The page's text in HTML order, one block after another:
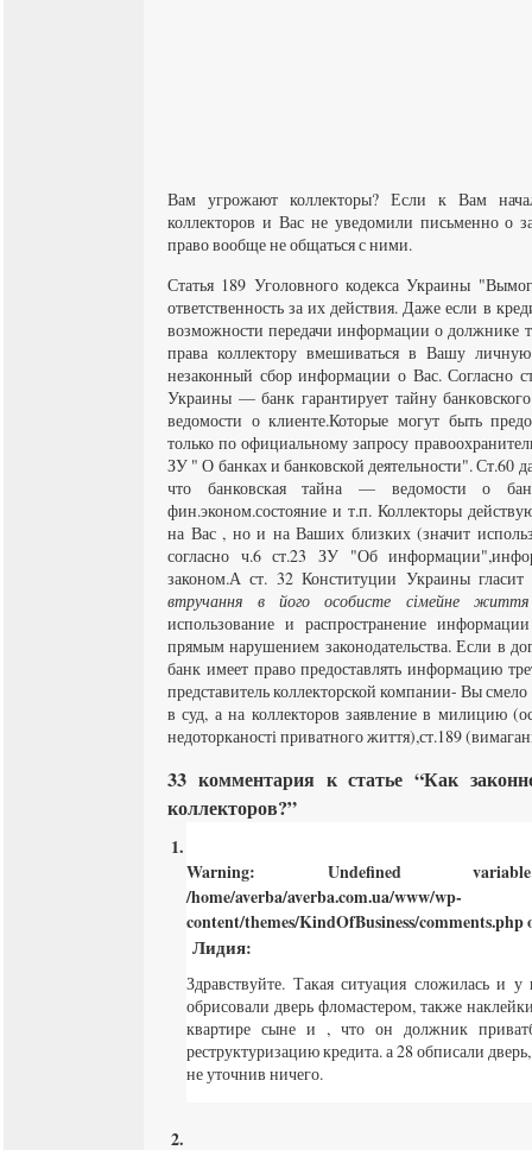
Вам угрожают коллекторы? Если к Вам
коллекторов и Вас не уведомили письменно о
право вообще не общаться с ними.
Статья 189 Уголовного кодекса Украины
ответственность за их действия. Даже если в
возможности передачи информации о должнике
права коллектору вмешиваться в Вашу
незаконный сбор информации о Вас. Согласно
Украины — банк гарантирует тайну
ведомости о клиенте.Которые могут быть
только по официальному запросу
ЗУ " О банках и банковской деятельности". Ст.60
что банковская тайна — ведомости о
фин.эконом.состояние и т.п. Коллекторы
на Вас , но и на Ваших близких (значит
согласно ч.6 ст.23 ЗУ "Об
законом.А ст. 32 Конституции Украины гласит
втручання в його особисте сімейне
использование и распространение
прямым нарушением законодательства. Если в
банк имеет право предоставлять информацию
представитель коллекторской компании- Вы
в суд, а на коллекторов заявление в милицию
недоторканості приватного життя),ст.189
33 комментария к статье “Как
коллекторов?”
Warning: Undefined
/home/averba/averba.com.ua/www/wp-
content/themes/KindOfBusiness/comments.php
Лидия:
Здравствуйте. Такая ситуация сложилась и
обрисовали дверь фломастером, также
квартире сыне и , что он должник
реструктуризацию кредита. а 28 обписали
не уточнив ничего.